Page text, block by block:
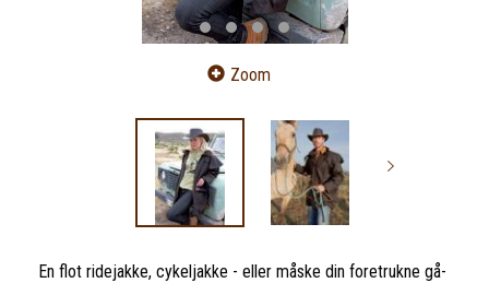
Zoom
En flot ridejakke, cykeljakke - eller måske din foretrukne gå-